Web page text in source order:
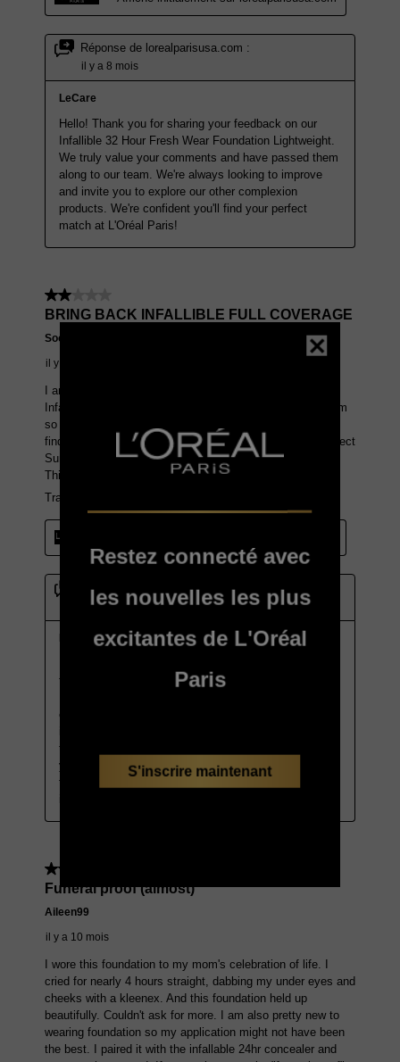
Restez connecté avec
les nouvelles les plus
excitantes de L'Oréal
Paris
S'inscrire maintenant